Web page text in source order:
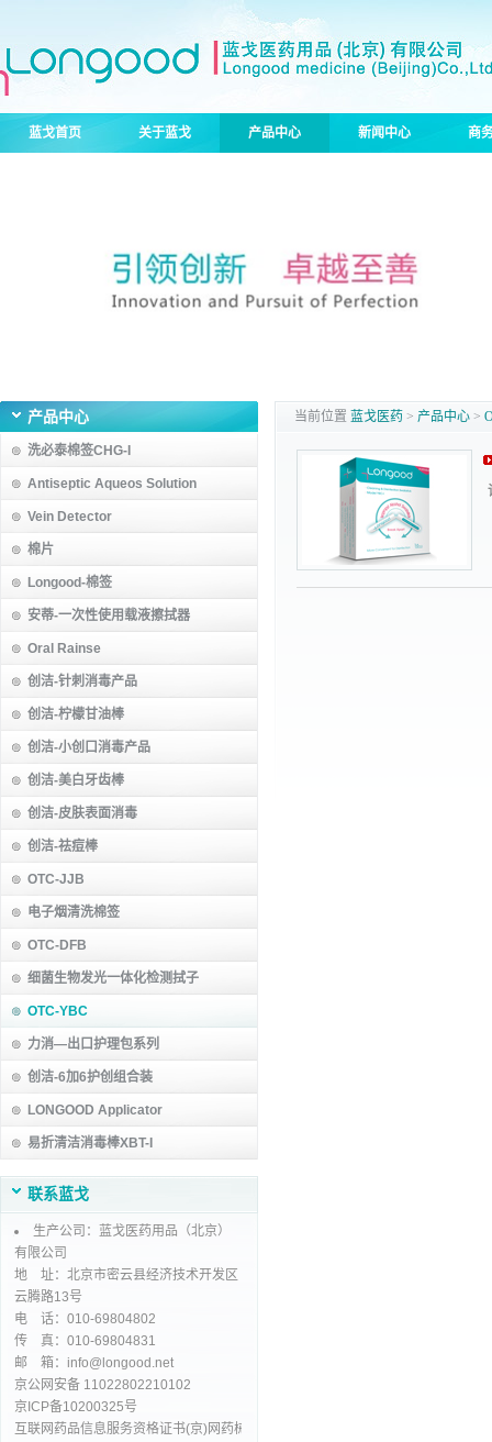
蓝戈首页 关于蓝戈 产品中心 新闻中心 商
产品中心
洗必泰棉签CHG-I
Antiseptic Aqueos Solution
Vein Detector
棉片
Longood-棉签
安蒂-一次性使用载液擦拭器
Oral Rainse
创洁-针刺消毒产品
创洁-柠檬甘油棒
创洁-小创口消毒产品
创洁-美白牙齿棒
创洁-皮肤表面消毒
创洁-祛痘棒
OTC-JJB
电子烟清洗棉签
OTC-DFB
细菌生物发光一体化检测拭子
OTC-YBC
力消—出口护理包系列
创洁-6加6护创组合装
LONGOOD Applicator
易折清洁消毒棒XBT-I
联系蓝戈
生产公司：蓝戈医药用品（北京）
有限公司
地 址：北京市密云县经济技术开发区
云腾路13号
电 话：010-69804802
传 真：010-69804831
邮 箱：info@longood.net
京公网安备 11022802210102
京ICP备10200325号
互联网药品信息服务资格证书(京)网药械
当前位置 蓝戈医药 > 产品中心 >